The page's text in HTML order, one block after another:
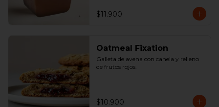
$11.900
Oatmeal Fixation
Galleta de avena con canela y relleno
de frutos rojos.
$10.900